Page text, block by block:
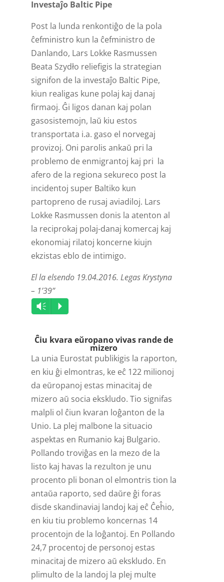
Investaĵo Baltic Pipe
Post la lunda renkontiĝo de la pola
ĉefministro kun la ĉefministro de
Danlando, Lars Lokke Rasmussen
Beata Szydło reliefigis la strategian
signifon de la investaĵo Baltic Pipe,
kiun realigas kune polaj kaj danaj
firmaoj. Ĝi ligos danan kaj polan
gasosistemojn, laŭ kiu estos
transportata i.a. gaso el norvegaj
provizoj. Oni parolis ankaŭ pri la
problemo de enmigrantoj kaj pri la
afero de la regiona sekureco post la
incidentoj super Baltiko kun
partopreno de rusaj aviadiloj. Lars
Lokke Rasmussen donis la atenton al
la reciprokaj polaj-danaj komercaj kaj
ekonomiaj rilatoj koncerne kiujn
ekzistas eblo de intimigo.
El la elsendo 19.04.2016. Legas Krystyna
– 1’39”
Audio
Player
Vm P
Ĉiu kvara eŭropano vivas rande de
mizero
La unia Eurostat publikigis la raporton,
en kiu ĝi elmontras, ke eĉ 122 milionoj
da eŭropanoj estas minacitaj de
mizero aŭ socia ekskludo. Tio signifas
malpli ol ĉiun kvaran loĝanton de la
Unio. La plej malbone la situacio
aspektas en Rumanio kaj Bulgario.
Pollando troviĝas en la mezo de la
listo kaj havas la rezulton je unu
procento pli bonan ol elmontris tion la
antaŭa raporto, sed daŭre ĝi foras
disde skandinaviaj landoj kaj eĉ Ĉeĥio,
en kiu tiu problemo koncernas 14
procentojn de la loĝantoj. En Pollando
24,7 procentoj de personoj estas
minacitaj de mizero aŭ ekskludo. En
plimulto de la landoj la plej multe